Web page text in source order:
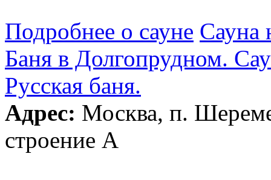
Подробнее о сауне Сауна
Баня в Долгопрудном.
Русская баня.
Адрес: Москва, п.
строение А